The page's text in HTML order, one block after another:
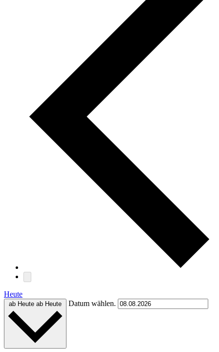
Heute
ab Heute ab Heute Datum wählen.